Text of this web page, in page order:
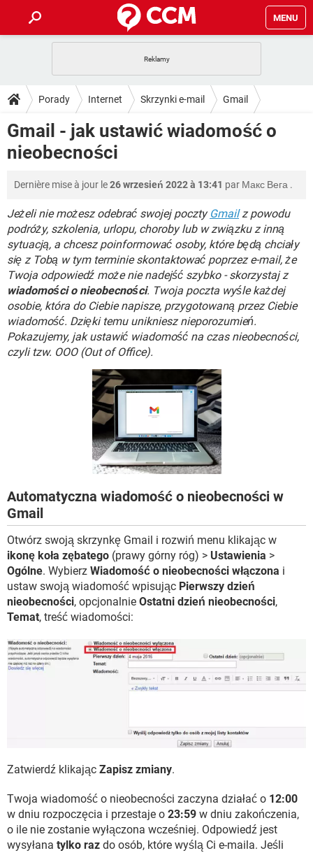
MENU
GRY WHATSAPP
SPOTIFY NETFLIX
INSTAGRAM
PORADY
PlayStation
GRY WHATSAPP
INSTAGRAM FACEBOOK
WINDOWS 10
DO POBRANIA
ANDROID
INSTAGRAM FACEBOOK
WINDOWS 10
FORUM
COVID-19 TIKTOK
GRY WHATSAPP
SPOTIFY NETFLIX
INSTAGRAM FACEBOOK
WINDOWS 10
COVID-19 TIKTOK
GRY WHATSAPP
SPOTIFY NETFLIX
INSTAGRAM FACEBOOK
WINDOWS 10
Porady Internet Skrzynki e-mail Gmail
Gmail - jak ustawić wiadomość o
nieobecności
Dernière mise à jour le26 wrzesień 2022 à 13:41 par Макс Вега .
Jeżeli nie możesz odebrać swojej poczty Gmailz powodu
podróży, szkolenia, urlopu, choroby lub w związku z inną
sytuacją, a chcesz poinformować osoby, które będą chciały
się z Tobą w tym terminie skontaktować poprzez e-mail, że
Twoja odpowiedź może nie nadejść szybko - skorzystaj z
wiadomości o nieobecności. Twoja poczta wyśle każdej
osobie, która do Ciebie napisze, przygotowaną przez Ciebie
wiadomość. Dzięki temu unikniesz nieporozumień.
Pokazujemy, jak ustawić wiadomość na czas nieobecności,
czyli tzw. OOO (Out of Office).
Automatyczna wiadomość o nieobecności w
Gmail
Otwórz swoją skrzynkę Gmail i rozwiń menu klikając w
ikonę koła zębatego (prawy górny róg) > Ustawienia >
Ogólne. Wybierz Wiadomość o nieobecności włączona i
ustaw swoją wiadomość wpisując Pierwszy dzień
nieobecności, opcjonalnie Ostatni dzień nieobecności,
Temat, treść wiadomości:
Zatwierdź klikając Zapisz zmiany.
Twoja wiadomość o nieobecności zaczyna działać o 12:00
w dniu rozpoczęcia i przestaje o 23:59 w dniu zakończenia,
o ile nie zostanie wyłączona wcześniej. Odpowiedź jest
wysyłana tylko raz do osób, które wyślą Ci e-maila. Jeśli